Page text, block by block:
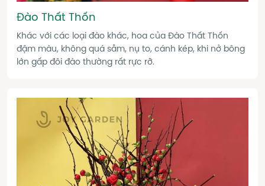
Đào Thất Thốn
Khác với các loại đào khác, hoa của Đào Thất Thốn
đậm màu, không quá sẫm, nụ to, cánh kép, khi nở bông
lớn gấp đôi đào thường rất rực rỡ.